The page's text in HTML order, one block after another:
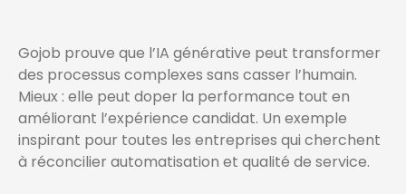
Gojob prouve que l’IA générative peut transformer
des processus complexes sans casser l’humain.
Mieux : elle peut doper la performance tout en
améliorant l’expérience candidat. Un exemple
inspirant pour toutes les entreprises qui cherchent
à réconcilier automatisation et qualité de service.